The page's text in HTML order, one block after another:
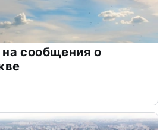
сообщения о